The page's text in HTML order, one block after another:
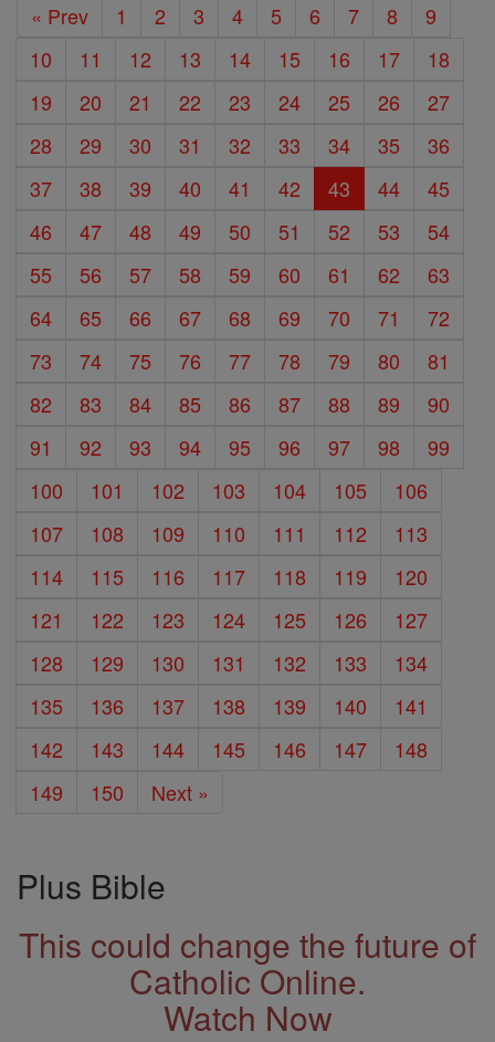
« Prev 1 2 3 4 5 6 7 8
9
10
11 12 13 14 15 16 17
18
19
20 21 22 23 24 25 26
27
28
29 30 31 32 33 34 35
36
37
38 39 40 41 42 43 44
45
46
47 48 49 50 51 52 53
54
55
56 57 58 59 60 61 62
63
64
65 66 67 68 69 70 71
72
73
74 75 76 77 78 79 80
81
82
83 84 85 86 87 88 89
90
91
92 93 94 95 96 97 98
99
100
101 102 103 104 105
106
107
108 109 110 111 112
113
114
115 116 117 118 119
120
121
122 123 124 125 126
127
128
129 130 131 132 133
134
135
136 137 138 139 140
141
142
143 144 145 146 147
148
149
150 Next »
Plus Bible
This could change the future of
Catholic Online.
Watch Now